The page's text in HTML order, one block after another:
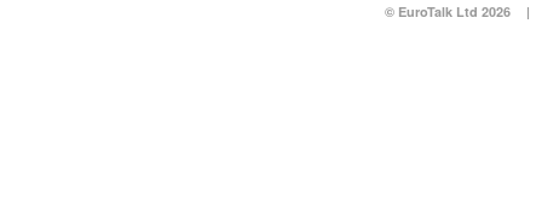
© EuroTalk Ltd 2026 |